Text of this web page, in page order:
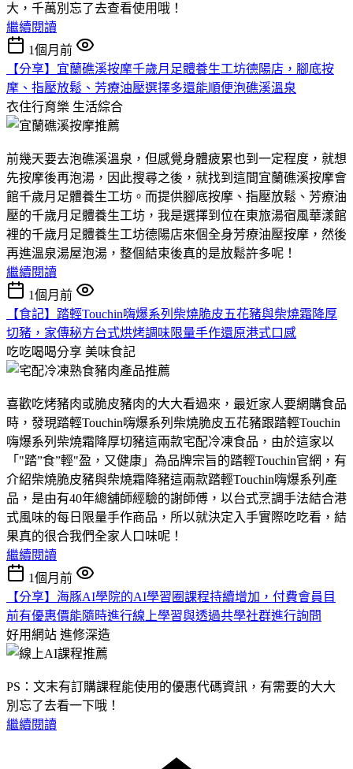
大，千萬別忘了去查看使用哦！
繼續閱讀
1個月前
【分享】宜蘭礁溪按摩千歲月足體養生工坊德陽店，腳底按
摩、指壓放鬆、芳療油壓選擇多還能順便泡礁溪溫泉
衣住行育樂 生活綜合
前幾天要去泡礁溪溫泉，但感覺身體疲累也到一定程度，就想
先按摩後再泡湯，因此搜尋之後，就找到這間宜蘭礁溪按摩會
館千歲月足體養生工坊。而提供腳底按摩、指壓放鬆、芳療油
壓的千歲月足體養生工坊，我是選擇到位在東旅湯宿風華漾館
裡的千歲月足體養生工坊德陽店來個全身芳療油壓按摩，然後
再進溫泉湯屋泡湯，整個結束後真的是放鬆許多呢！
繼續閱讀
1個月前
【食記】踏輕Touchin嗨爆系列柴燒脆皮五花豬與柴燒霜降厚
切豬，家傳秘方台式烘烤調味限量手作還原港式口感
吃吃喝喝分享 美味食記
喜歡吃烤豬肉或脆皮豬肉的大大看過來，最近家人要網購食品
時，發現踏輕Touchin嗨爆系列柴燒脆皮五花豬跟踏輕Touchin
嗨爆系列柴燒霜降厚切豬這兩款宅配冷凍食品，由於這家以
「"踏”食”輕"盈，又健康」為品牌宗旨的踏輕Touchin官網，有
介紹柴燒脆皮豬與柴燒霜降豬這兩款踏輕Touchin嗨爆系列產
品，是由有40年總舖師經驗的謝師傅，以台式烹調手法結合港
式風味的每日限量手作商品，所以就決定入手實際吃吃看，結
果真的很合我們全家人口味呢！
繼續閱讀
1個月前
【分享】海豚AI學院的AI學習圈課程持續增加，付費會員目
前有優惠價能隨時進行線上學習與透過共學社群進行詢問
好用網站 進修深造
PS：文末有訂購課程能使用的優惠代碼資訊，有需要的大大
別忘了去看一下哦！
繼續閱讀